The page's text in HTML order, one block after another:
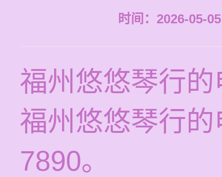
时间：2026-05-
福州悠悠琴行
福州悠悠琴行
7890。